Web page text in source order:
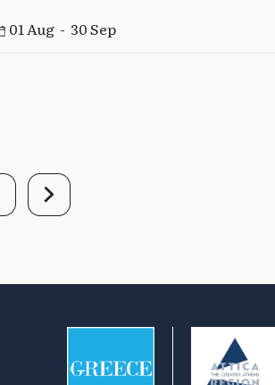
01 Aug - 30 Sep